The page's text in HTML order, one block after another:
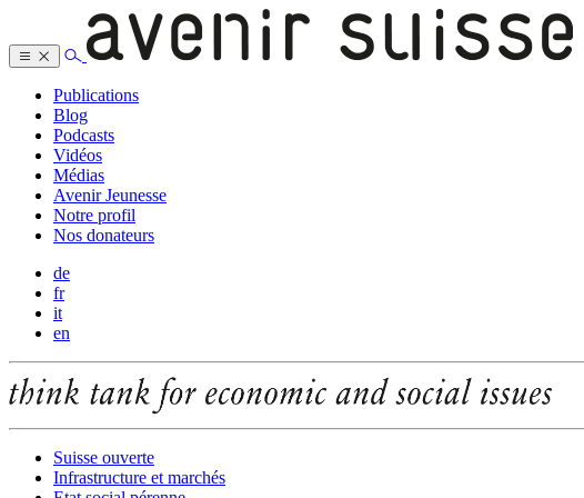
Publications
Blog
Podcasts
Vidéos
Médias
Avenir Jeunesse
Notre profil
Nos donateurs
de
fr
it
en
Suisse ouverte
Infrastructure et marchés